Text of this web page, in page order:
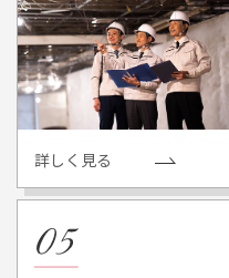
詳しく見る